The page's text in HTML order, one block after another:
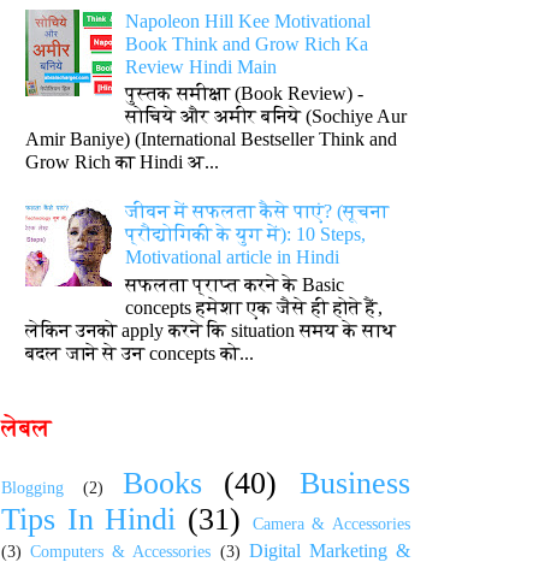
Napoleon Hill Kee Motivational
Book Think and Grow Rich Ka
Review Hindi Main
पुस्तक समीक्षा (Book Review) -
सोचिये और अमीर बनिये (Sochiye Aur
Amir Baniye) (International Bestseller Think and
Grow Rich का Hindi अ...
जीवन में सफलता कैसे पाएं? (सूचना
प्रौद्योगिकी के युग में): 10 Steps,
Motivational article in Hindi
सफलता प्राप्त करने के Basic
concepts हमेशा एक जैसे ही होते हैं,
लेकिन उनको apply करने कि situation समय के साथ
बदल जाने से उन concepts को...
लेबल
Blogging (2) Books (40)
Business
Tips In Hindi (31)
Camera & Accessories
(3) Computers & Accessories (3) Digital Marketing &